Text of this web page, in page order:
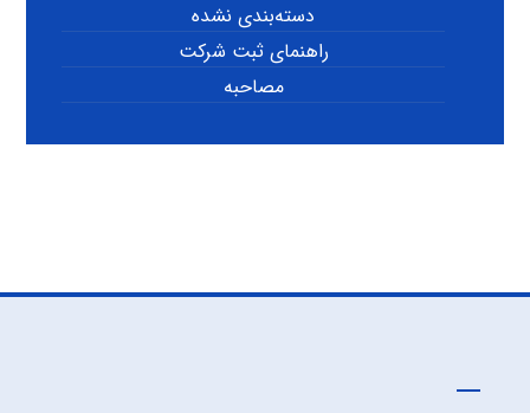
دسته‌بندی نشده
راهنمای ثبت شرکت
مصاحبه